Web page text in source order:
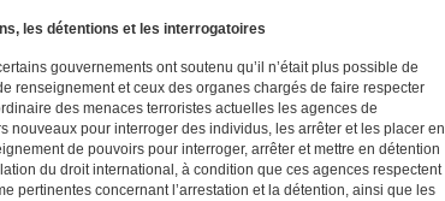
les détentions et les interrogatoires
gouvernements ont soutenu qu’il n’était plus possible de
renseignement et ceux des organes chargés de faire respecter
des menaces terroristes actuelles les agences de
nouveaux pour interroger des individus, les arrêter et les placer en
de pouvoirs pour interroger, arrêter et mettre en détention
du droit international, à condition que ces agences respectent
pertinentes concernant l’arrestation et la détention, ainsi que les